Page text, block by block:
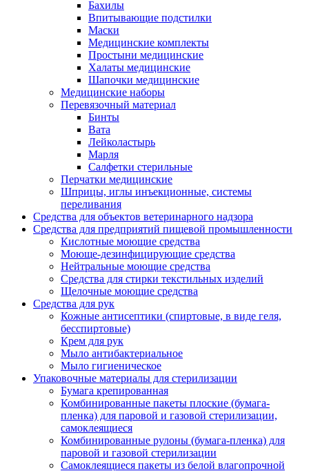
Бахилы
Впитывающие подстилки
Маски
Медицинские комплекты
Простыни медицинские
Халаты медицинские
Шапочки медицинские
Медицинские наборы
Перевязочный материал
Бинты
Вата
Лейколастырь
Марля
Салфетки стерильные
Перчатки медицинские
Шприцы, иглы инъекционные, системы
переливания
Средства для объектов ветеринарного надзора
Средства для предприятий пищевой промышленности
Кислотные моющие средства
Моюще-дезинфицирующие средства
Нейтральные моющие средства
Средства для стирки текстильных изделий
Щелочные моющие средства
Средства для рук
Кожные антисептики (спиртовые, в виде геля,
бесспиртовые)
Крем для рук
Мыло антибактериальное
Мыло гигиеническое
Упаковочные материалы для стерилизации
Бумага крепированная
Комбинированные пакеты плоские (бумага-
пленка) для паровой и газовой стерилизации,
самоклеящиеся
Комбинированные рулоны (бумага-пленка) для
паровой и газовой стерилизации
Самоклеящиеся пакеты из белой влагопрочной